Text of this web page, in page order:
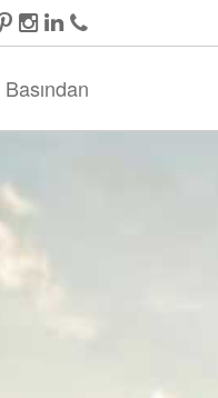
Basından